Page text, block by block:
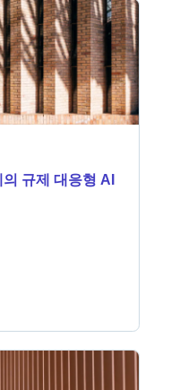
규제 대응형 AI